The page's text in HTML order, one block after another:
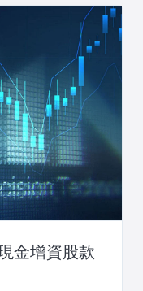
金增資股款